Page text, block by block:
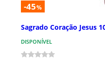
-45%
Sagrado Coração Jesus
DISPONÍVEL